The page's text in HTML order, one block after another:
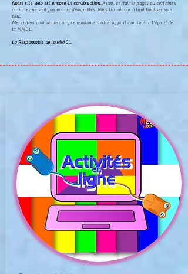
Notre site Web est encore en construction. Aussi, certaines pages ou certaines
activitésne sont pas encore disponibles. Nous travaillons à tout finaliser sous
peu.
Merci déjà pour votrecompréhension et votre support continus à l'égard de
la MMCL.
La Responsable de la MMCL.